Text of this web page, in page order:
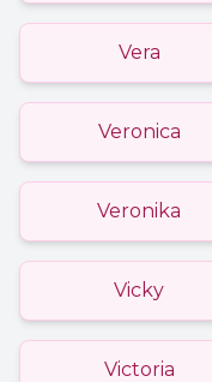
Vera
Veronica
Veronika
Vicky
Victoria